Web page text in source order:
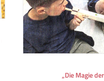
„Die Magie